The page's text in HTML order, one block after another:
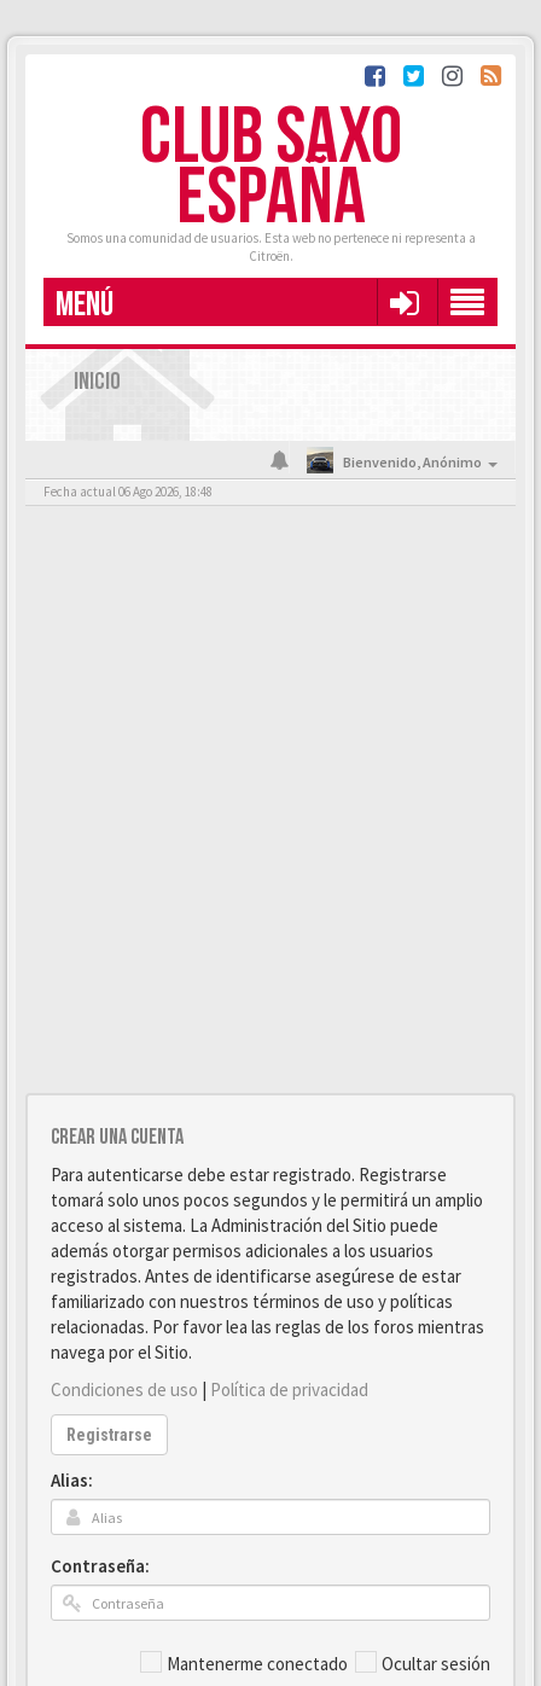
CLUB SAXO
ESPAÑA
Somos una comunidad de usuarios. Esta web no pertenece ni representa a
Citroën.
MENÚ
INICIO
Bienvenido,Anónimo
Fecha actual 06 Ago 2026, 18:48
Crear una cuenta
Para autenticarse debe estar registrado. Registrarse
tomará solo unos pocos segundos y le permitirá un amplio
acceso al sistema. La Administración del Sitio puede
además otorgar permisos adicionales a los usuarios
registrados. Antes de identificarse asegúrese de estar
familiarizado con nuestros términos de uso y políticas
relacionadas. Por favor lea las reglas de los foros mientras
navega por el Sitio.
Condiciones de uso | Política de privacidad
Registrarse
Alias:
Contraseña:
Mantenerme conectado Ocultar sesión